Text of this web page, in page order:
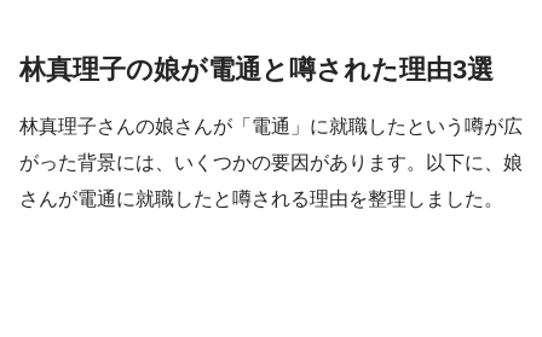
林真理子の娘が電通と噂された理由3選
林真理子さんの娘さんが「電通」に就職したという噂が広
がった背景には、いくつかの要因があります。以下に、娘
さんが電通に就職したと噂される理由を整理しました。